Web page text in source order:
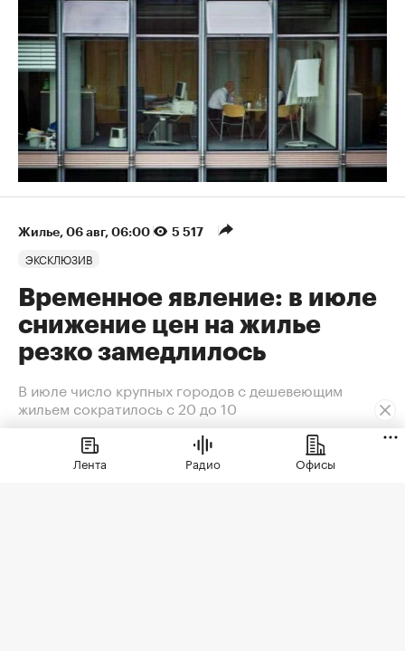
Жилье⁠, 06 авг, 06:00 5 517
ЭКСКЛЮЗИВ
Временное явление: в июле
снижение цен на жилье
резко замедлилось
В июле число крупных городов с дешевеющим
жильем сократилось с 20 до 10
Ключевую роль в замедлении темпов
снижения цен на жилье в крупных
Лента Радио Офисы